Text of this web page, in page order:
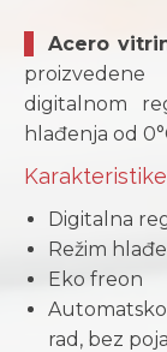
Acero
digitalnom
hlađenja od
Digitalna
Režim
Eko freon
rad, bez